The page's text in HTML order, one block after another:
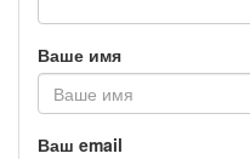
Ваше имя
Ваш email